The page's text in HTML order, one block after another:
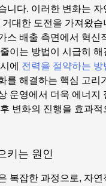
니다. 이러한 변화는 자
대한 도전을 가져왔습
스 배출 측면에서 혁신
이는 방법이 시급히 해
에 전력을 절약하는 방
를 해결하는 핵심 고리
운영에서 더욱 에너지
변화의 진행을 효과적
키는 원인
복잡한 과정으로, 자연